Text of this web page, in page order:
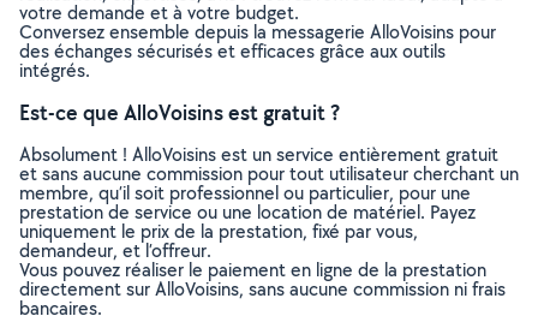
votre demande et à votre budget.
Conversez ensemble depuis la messagerie AlloVoisins pour
des échanges sécurisés et efficaces grâce aux outils
intégrés.
Est-ce que AlloVoisins est gratuit ?
Absolument ! AlloVoisins est un service entièrement gratuit
et sans aucune commission pour tout utilisateur cherchant un
membre, qu’il soit professionnel ou particulier, pour une
prestation de service ou une location de matériel. Payez
uniquement le prix de la prestation, fixé par vous,
demandeur, et l’offreur.
Vous pouvez réaliser le paiement en ligne de la prestation
directement sur AlloVoisins, sans aucune commission ni frais
bancaires.